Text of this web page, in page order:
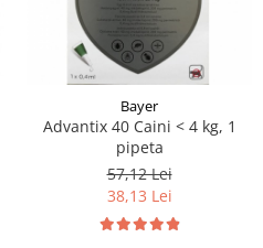
Bayer
Advantix 40 Caini < 4 kg, 1
pipeta
57,12 Lei
38,13 Lei